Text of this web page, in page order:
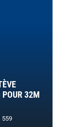
POUR 32M
559